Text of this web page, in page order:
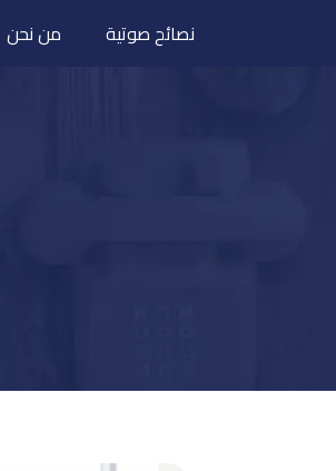
من نحن نصائح صوتية